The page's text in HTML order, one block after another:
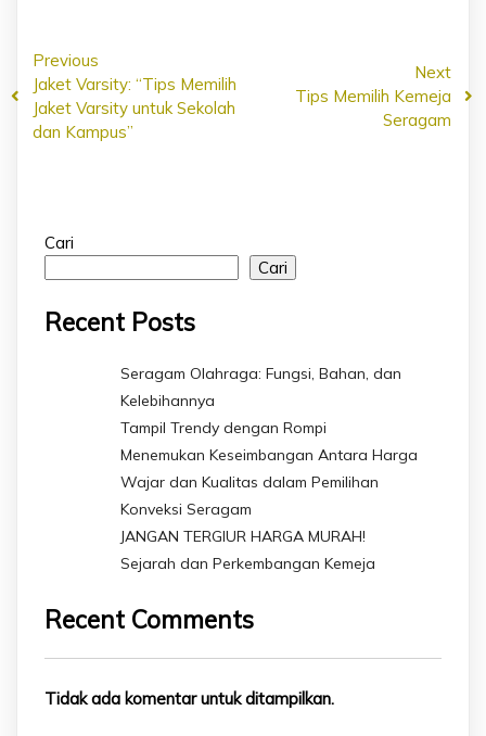
Previous
Jaket Varsity: “Tips Memilih
Jaket Varsity untuk Sekolah
dan Kampus”
Next
Tips Memilih Kemeja
Seragam
Cari
Cari
Recent Posts
Seragam Olahraga: Fungsi, Bahan, dan
Kelebihannya
Tampil Trendy dengan Rompi
Menemukan Keseimbangan Antara Harga
Wajar dan Kualitas dalam Pemilihan
Konveksi Seragam
JANGAN TERGIUR HARGA MURAH!
Sejarah dan Perkembangan Kemeja
Recent Comments
Tidak ada komentar untuk ditampilkan.